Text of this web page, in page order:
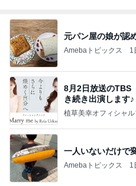
元パン屋の娘が認
Amebaトピックス 1
8月2日放送のTBS
き続き出演します♪
植草美幸オフィシャ
一人いないだけで
Amebaトピックス 1